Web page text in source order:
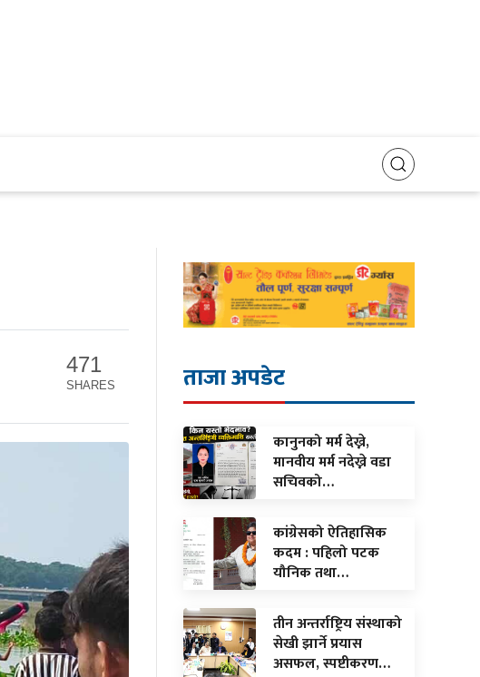
471
SHARES ताजा अपडेट
कानुनको मर्म देख्ने,
मानवीय मर्म नदेख्ने वडा
सचिवको…
कांग्रेसको ऐतिहासिक
कदम : पहिलो पटक
यौनिक तथा…
तीन अन्तर्राष्ट्रिय संस्थाको
सेखी झार्ने प्रयास
असफल, स्पष्टीकरण…